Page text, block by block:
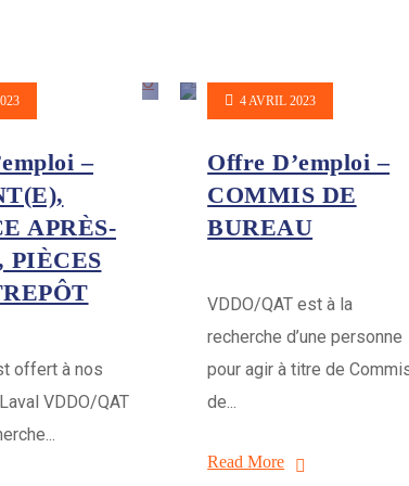
–
APRÈS-
PIÈCES
offert à nos
VDDO/QAT
4 AVRIL 2023
Offre D’emploi –
COMMIS DE
BUREAU
VDDO/QAT est à la
recherche d’une personne
pour agir à titre de
de...
Read More